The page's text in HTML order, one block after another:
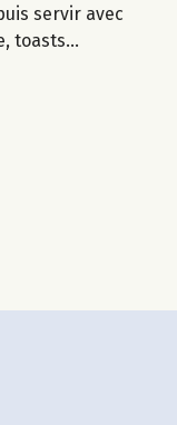
servir avec
toasts...